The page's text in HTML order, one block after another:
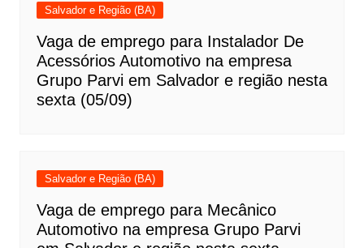
Salvador e Região (BA)
Vaga de emprego para Instalador De
Acessórios Automotivo na empresa
Grupo Parvi em Salvador e região nesta
sexta (05/09)
Salvador e Região (BA)
Vaga de emprego para Mecânico
Automotivo na empresa Grupo Parvi